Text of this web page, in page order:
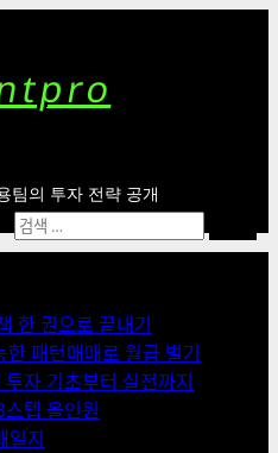
팀의 투자 전략 공개
한 권으로 끝내기
패턴매매로 월급 벌기
자 기초부터 실전까지
텝 올인원
일지
검
색: